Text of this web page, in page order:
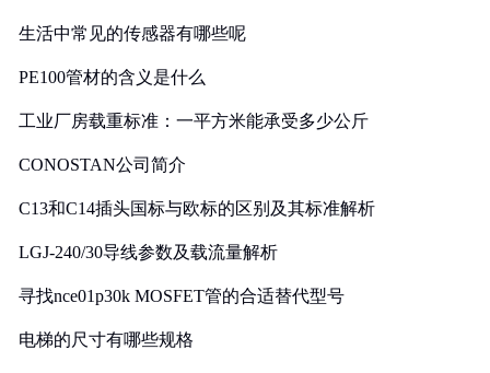
生活中常见的传感器有哪些呢
PE100管材的含义是什么
工业厂房载重标准：一平方米能承受多少公斤
CONOSTAN公司简介
C13和C14插头国标与欧标的区别及其标准解析
LGJ-240/30导线参数及载流量解析
寻找nce01p30k MOSFET管的合适替代型号
电梯的尺寸有哪些规格